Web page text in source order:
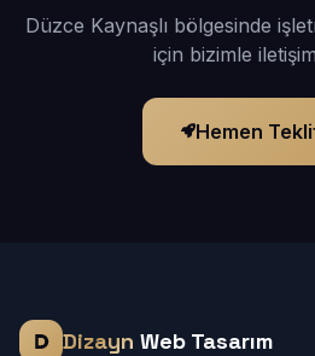
Düzce Kaynaşlı bölgesinde
için bizimle
Hemen
Dizayn Web Tasarım